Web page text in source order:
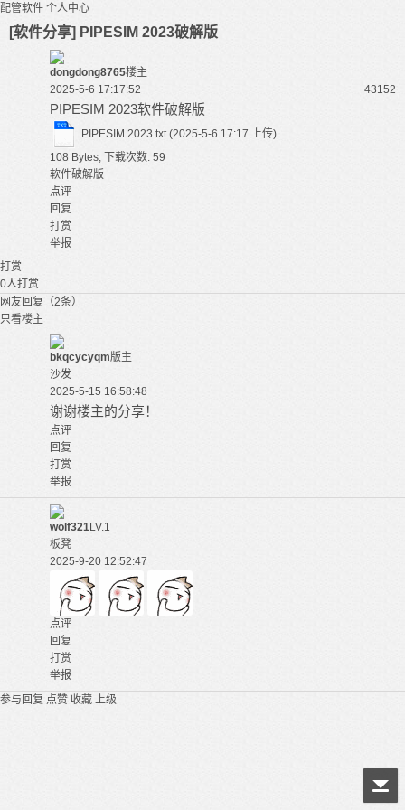
配管软件 个人中心
[软件分享] PIPESIM 2023破解版
dongdong8765楼主
2025-5-6 17:17:52
43152
PIPESIM 2023软件破解版
PIPESIM 2023.txt (2025-5-6 17:17 上传)
108 Bytes, 下载次数: 59
软件破解版
点评
回复
打赏
举报
打赏
0人打赏
网友回复（2条）
只看楼主
bkqcycyqm版主
沙发
2025-5-15 16:58:48
谢谢楼主的分享！
点评
回复
打赏
举报
wolf321LV.1
板凳
2025-9-20 12:52:47
点评
回复
打赏
举报
参与回复 点赞 收藏 上级